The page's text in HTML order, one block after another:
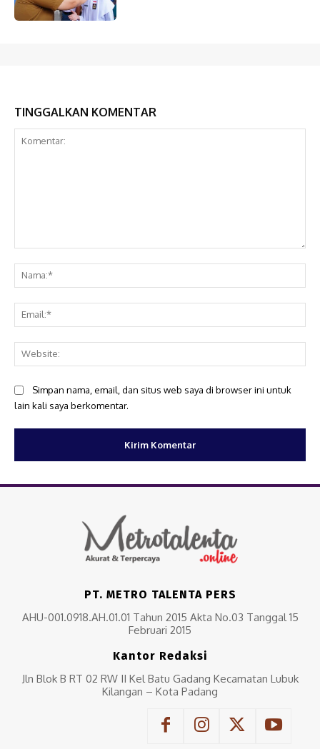
TINGGALKAN KOMENTAR
Simpan nama, email, dan situs web saya di browser ini untuk
lain kali saya berkomentar.
PT. METRO TALENTA PERS
AHU-001.0918.AH.01.01 Tahun 2015 Akta No.03 Tanggal 15
Februari 2015
Kantor Redaksi
Jln Blok B RT 02 RW II Kel Batu Gadang Kecamatan Lubuk
Kilangan – Kota Padang